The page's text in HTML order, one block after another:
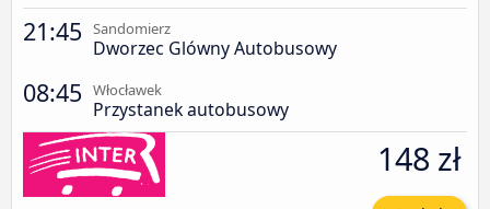
21:45 Sandomierz
Dworzec Glówny Autobusowy
08:45 Włocławek
Przystanek autobusowy
148 zł